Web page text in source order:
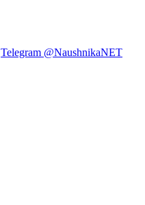
Telegram @NaushnikaNET